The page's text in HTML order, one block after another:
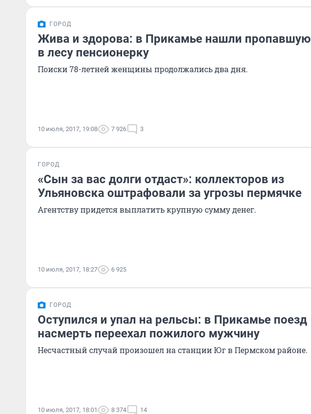
ГОРОД
Жива и здорова: в Прикамье нашли пропавшую
в лесу пенсионерку
Поиски 78-летней женщины продолжались два дня.
10 июля, 2017, 19:08 7 926 3
ГОРОД
«Сын за вас долги отдаст»: коллекторов из
Ульяновска оштрафовали за угрозы пермячке
Агентству придется выплатить крупную сумму денег.
10 июля, 2017, 18:27 6 925
ГОРОД
Оступился и упал на рельсы: в Прикамье поезд
насмерть переехал пожилого мужчину
Несчастный случай произошел на станции Юг в Пермском районе.
10 июля, 2017, 18:01 8 374 14